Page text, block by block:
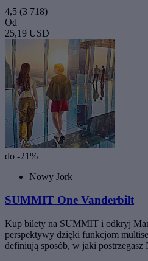
4,5 (3 718)
Od
25,19 USD
do -21%
Nowy Jork
SUMMIT One Vanderbilt
Kup bilety na SUMMIT i odkryj
perspektywy dzięki funkcjom
definiują sposób, w jaki postrzegasz